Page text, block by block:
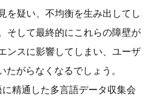
を疑い、不均衡を生み出してし
そして最終的にこれらの障壁が
ンスに影響してしまい、ユーザ
たがらなくなるでしょう。
精通した多言語データ収集会